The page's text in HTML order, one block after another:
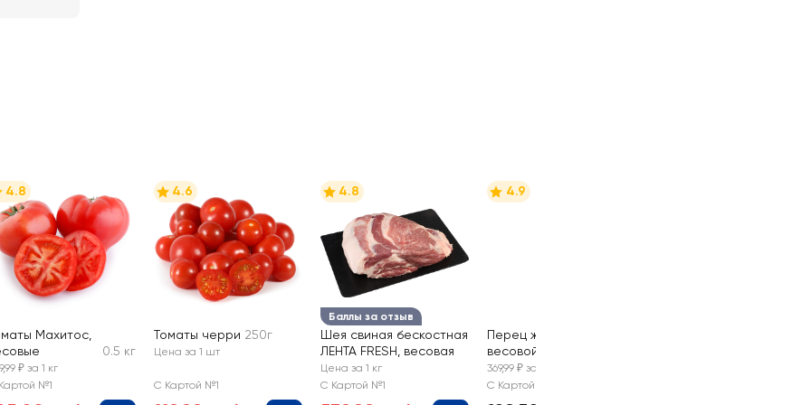
4.8
Махитос,
0.5 кг
₽ за 1 кг
№1
4.6
Томаты черри 250г
Цена за 1 шт
С Картой №1
Баллы за отзыв
4.8
Шея свиная бескостная
ЛЕНТА FRESH, весовая
Цена за 1 кг
С Картой №1
4.9
Перец желтый,
весовой
369,99 ₽ за 1 кг
С Картой №1